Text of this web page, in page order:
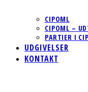
CIPOML
CIPOML –
PARTIER I
UDGIVELSER
KONTAKT